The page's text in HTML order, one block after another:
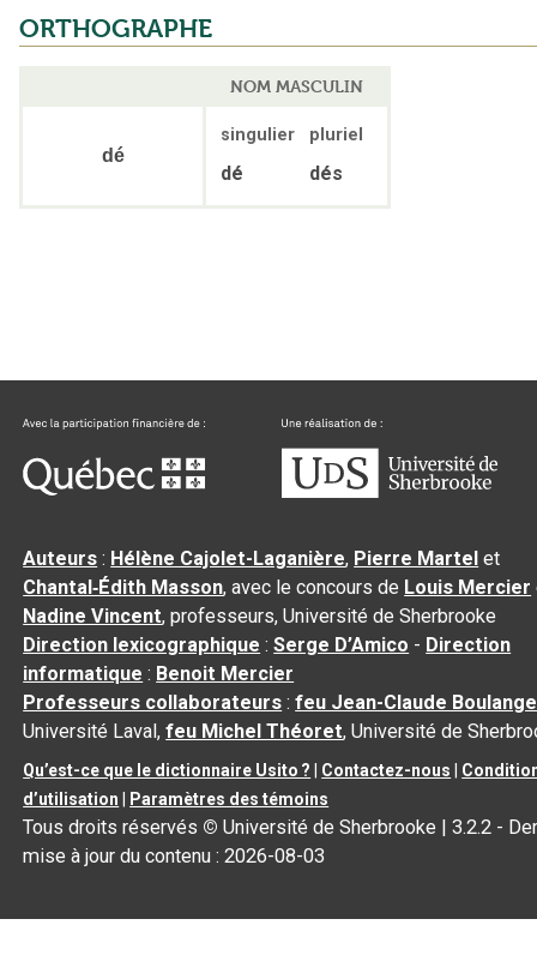
ORTHOGRAPHE
NOM MASCULIN
dé
singulier pluriel
dé dés
Auteurs : Hélène Cajolet-Laganière, Pierre Martel et
Chantal‑Édith Masson, avec le concours de Louis Mercier
Nadine Vincent, professeurs, Université de Sherbrooke
Direction lexicographique :Serge D’Amico - Direction
informatique : Benoit Mercier
Professeurs collaborateurs :feu Jean-Claude
Université Laval,feu Michel Théoret, Université de
Qu’est-ce que le dictionnaire Usito ? Contactez-nous
d’utilisation
Paramètres des témoins
Tous droits réservés © Université de Sherbrooke |3.2.2 -
mise à jour du contenu :2026-08-03